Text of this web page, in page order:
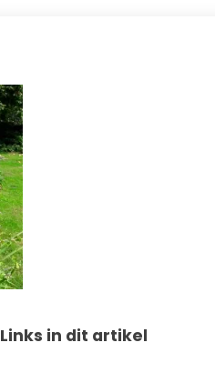
Links in dit artikel